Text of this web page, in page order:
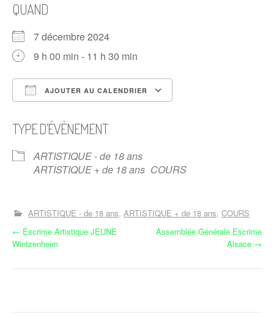
QUAND
7 décembre 2024
9 h 00 min - 11 h 30 min
AJOUTER AU CALENDRIER
TYPE D’ÉVÈNEMENT
ARTISTIQUE - de 18 ans
ARTISTIQUE + de 18 ans COURS
ARTISTIQUE - de 18 ans ARTISTIQUE + de 18 ans COURS
N
← Escrime Artistique JEUNE
Wintzenheim
Assemblée Générale Escrime
Alsace →